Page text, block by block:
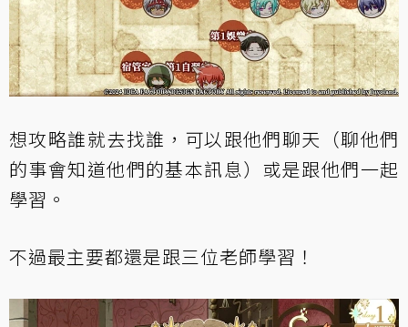
想攻略誰就去找誰，可以跟他們聊天（聊他們
的事會知道他們的基本訊息）或是跟他們一起
學習。
不過最主要都還是跟三位老師學習！